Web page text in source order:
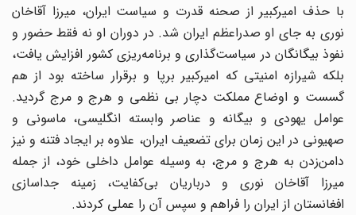
با حذف امیرکبیر از صحنه قدرت و سیاست ایران، میرزا آقاخان
نوری به جای او صدراعظم ایران شد. در دوران او نه فقط حضور و
نفوذ بیگانگان در سیاست‌گذاری و برنامه‌ریزی کشور افزایش یافت،
بلکه شیرازه امنیتی که امیرکبیر برپا و برقرار ساخته بود از هم
گسست و اوضاع مملکت دچار بی نظمی و هرج و مرج گردید.
عوامل یهودی و بیگانه و عناصر وابسته انگلیسی، ماسونی و
صهیونی در این زمان برای تضعیف ایران، علاوه بر ایجاد فتنه و نیز
دامن‌زدن به هرج و مرج، به وسیله عوامل داخلی خود، از جمله
میرزا آقاخان نوری و درباریان بی‌کفایت، زمینه جداسازی
افغانستان از ایران را فراهم و سپس آن را عملی کردند.